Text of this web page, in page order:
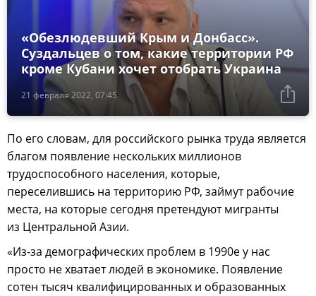
21 февраля 2022, 07:45
«Обезлюдевший Крым и Донбасс».
Суздальцев о том, какие территории РФ
кроме Кубани хочет отобрать Украина
По его словам, для российского рынка труда является
благом появление нескольких миллионов
трудоспособного населения, которые,
переселившись на территорию РФ, займут рабочие
места, на которые сегодня претендуют мигранты
из Центральной Азии.
«Из-за демографических проблем в 1990е у нас
просто не хватает людей в экономике. Появление
сотен тысяч квалифицированных и образованных